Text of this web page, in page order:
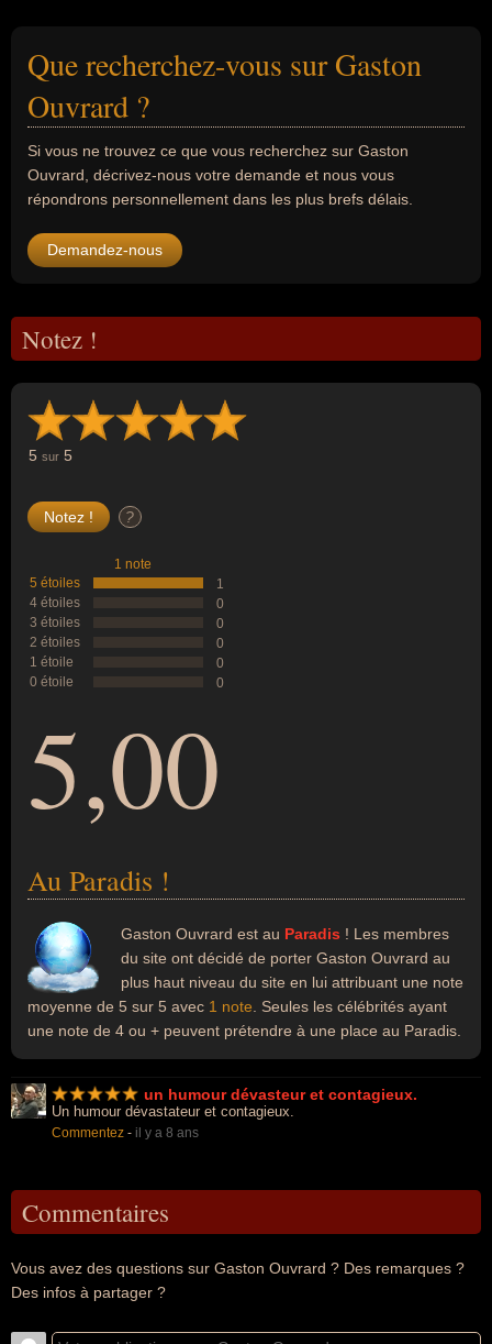
Que recherchez-vous sur Gaston
Ouvrard ?
Si vous ne trouvez ce que vous recherchez sur Gaston
Ouvrard, décrivez-nous votre demande et nous vous
répondrons personnellement dans les plus brefs délais.
Demandez-nous
Notez !
5 sur 5
?
1 note
5 étoiles
1
4 étoiles
0
3 étoiles
0
2 étoiles
0
1 étoile
0
0 étoile
0
5,00
Au Paradis !
Gaston Ouvrard est au Paradis ! Les membres
du site ont décidé de porter Gaston Ouvrard au
plus haut niveau du site en lui attribuant une note
moyenne de 5 sur 5 avec 1 note . Seules les célébrités ayant
une note de 4 ou + peuvent prétendre à une place au Paradis.
un humour dévasteur et contagieux.
Un humour dévastateur et contagieux.
Commentez - il y a 8 ans
Commentaires
Vous avez des questions sur Gaston Ouvrard ? Des remarques ?
Des infos à partager ?